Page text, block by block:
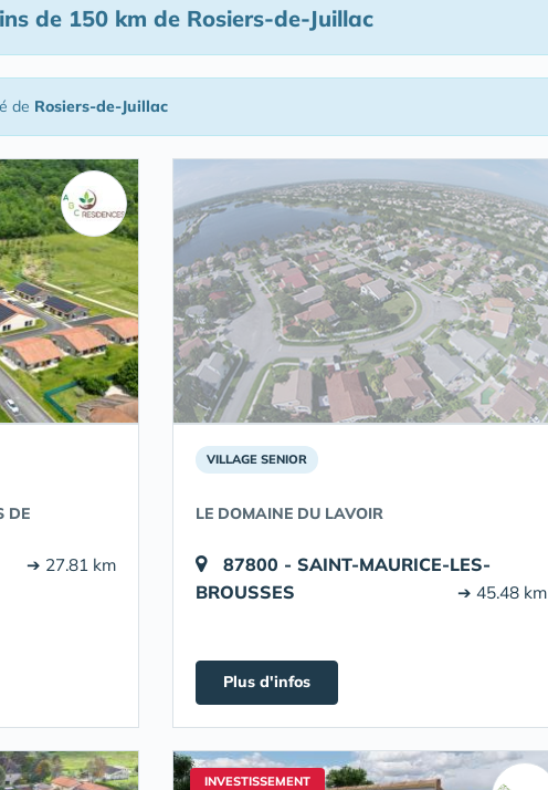
de 150 km de Rosiers-de-Juillac
de Rosiers-de-Juillac
DE
➔ 27.81 km
VILLAGE SENIOR
LE DOMAINE DU LAVOIR
87800 - SAINT-MAURICE-LES-
BROUSSES
➔ 45.48 km
Plus d'infos
INVESTISSEMENT